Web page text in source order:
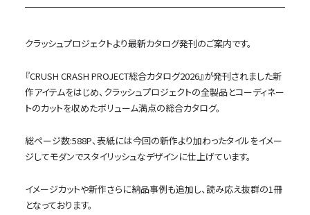
クラッシュプロジェクトより最新カタログ発刊のご案内です。
『CRUSH CRASH PROJECT総合カタログ2026』が発刊されました新
作アイテムをはじめ、クラッシュプロジェクトの全製品とコーディネー
トのカットを収めたボリューム満点の総合カタログ。
総ページ数:588P、表紙には今回の新作より加わったタイルをイメー
ジしてモダンでスタイリッシュなデザインに仕上げています。
イメージカットや新作さらに納品事例も追加し、読み応え抜群の1冊
となっております。